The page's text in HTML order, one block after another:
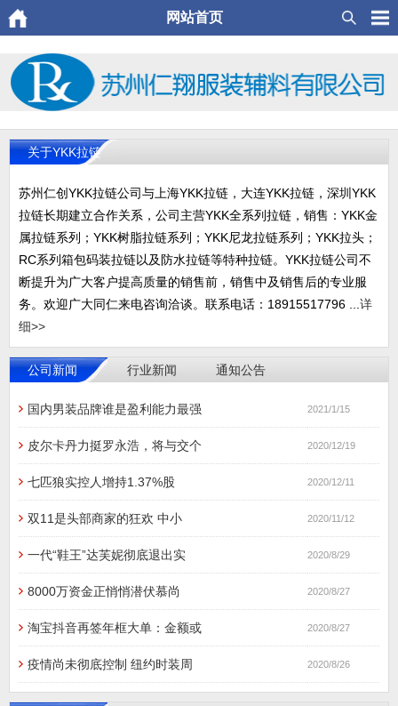
网站首页
关于YKK拉链
苏州仁创YKK拉链公司与上海YKK拉链，大连YKK拉链，深圳YKK
拉链长期建立合作关系，公司主营YKK全系列拉链，销售：YKK金
属拉链系列；YKK树脂拉链系列；YKK尼龙拉链系列；YKK拉头；
RC系列箱包码装拉链以及防水拉链等特种拉链。YKK拉链公司不
断提升为广大客户提高质量的销售前，销售中及销售后的专业服
务。欢迎广大同仁来电咨询洽谈。联系电话：18915517796 ... 详
细>>
公司新闻 行业新闻 通知公告
国内男装品牌谁是盈利能力最强 2021/1/15
皮尔卡丹力挺罗永浩，将与交个 2020/12/19
七匹狼实控人增持1.37%股 2020/12/11
双11是头部商家的狂欢 中小 2020/11/12
一代“鞋王”达芙妮彻底退出实 2020/8/29
8000万资金正悄悄潜伏慕尚 2020/8/27
淘宝抖音再签年框大单：金额或 2020/8/27
疫情尚未彻底控制 纽约时装周 2020/8/26